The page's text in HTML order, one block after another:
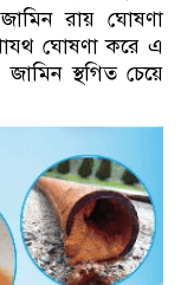
রায় ঘোষণা
ঘোষণা করে এ
স্থগিত চেয়ে